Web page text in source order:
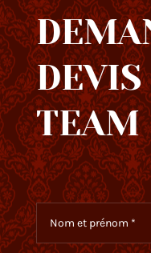
DEVIS
TEAM